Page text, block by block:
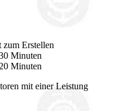
zum Erstellen
Minuten
20 Minuten
mit einer Leistung